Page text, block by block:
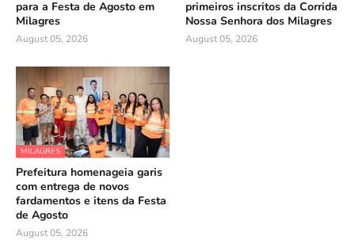
para a Festa de Agosto em
Milagres
August 05, 2026
primeiros inscritos da Corrida
Nossa Senhora dos Milagres
August 05, 2026
MILAGRES
Prefeitura homenageia garis
com entrega de novos
fardamentos e itens da Festa
de Agosto
August 05, 2026